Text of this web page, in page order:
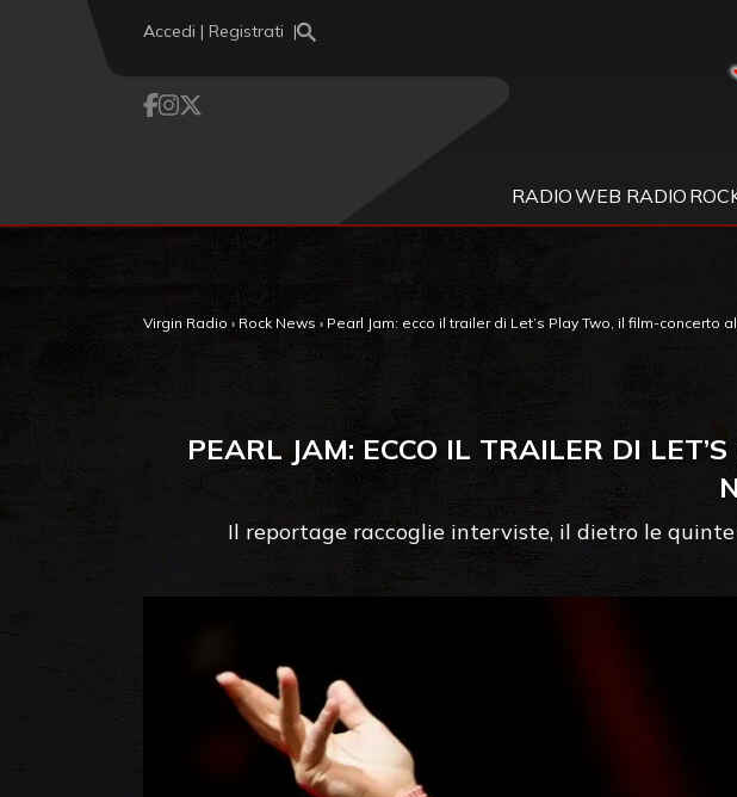
Accedi | Registrati
RADIOWEB RADIO
Virgin Radio › Rock News › Pearl Jam: ecco il trailer di Let’s Play Two, il film-concerto
PEARL JAM: ECCO IL TRAILER DI
Il reportage raccoglie interviste, il dietro le